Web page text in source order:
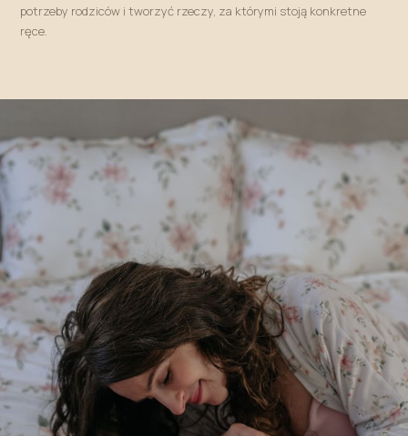
potrzeby rodziców i tworzyć rzeczy, za którymi stoją konkretne
ręce.